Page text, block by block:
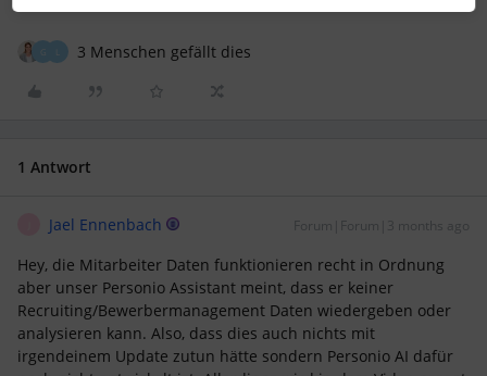
3 Menschen gefällt dies
1 Antwort
Jael Ennenbach Forum|Forum|3 months ago
Hey, die Mitarbeiter Daten funktionieren recht in Ordnung
aber unser Personio Assistant meint, dass er keiner
Recruiting/Bewerbermanagement Daten wiedergeben oder
analysieren kann. Also, dass dies auch nichts mit
irgendeinem Update zutun hätte sondern Personio AI dafür